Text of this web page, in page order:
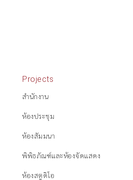
Projects
สำนักงาน
ห้องประชุม
ห้องสัมมนา
พิพิธภัณฑ์และห้องจัดแสดง
ห้องสตูดิโอ